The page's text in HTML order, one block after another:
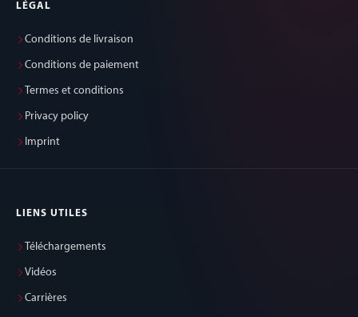
LÉGAL
Conditions de livraison
Conditions de paiement
Termes et conditions
Privacy policy
Imprint
LIENS UTILES
Téléchargements
Vidéos
Carrières